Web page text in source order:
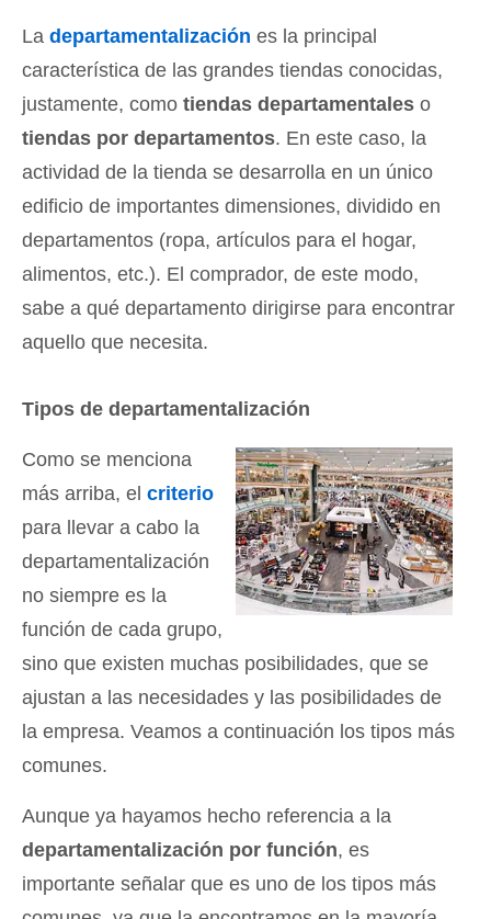
La departamentalización es la principal
característica de las grandes tiendas conocidas,
justamente, como tiendas departamentales o
tiendas por departamentos. En este caso, la
actividad de la tienda se desarrolla en un único
edificio de importantes dimensiones, dividido en
departamentos (ropa, artículos para el hogar,
alimentos, etc.). El comprador, de este modo,
sabe a qué departamento dirigirse para encontrar
aquello que necesita.
Tipos de departamentalización
Como se menciona
más arriba, el criterio
para llevar a cabo la
departamentalización
no siempre es la
función de cada grupo,
sino que existen muchas posibilidades, que se
ajustan a las necesidades y las posibilidades de
la empresa. Veamos a continuación los tipos más
comunes.
Aunque ya hayamos hecho referencia a la
departamentalización por función, es
importante señalar que es uno de los tipos más